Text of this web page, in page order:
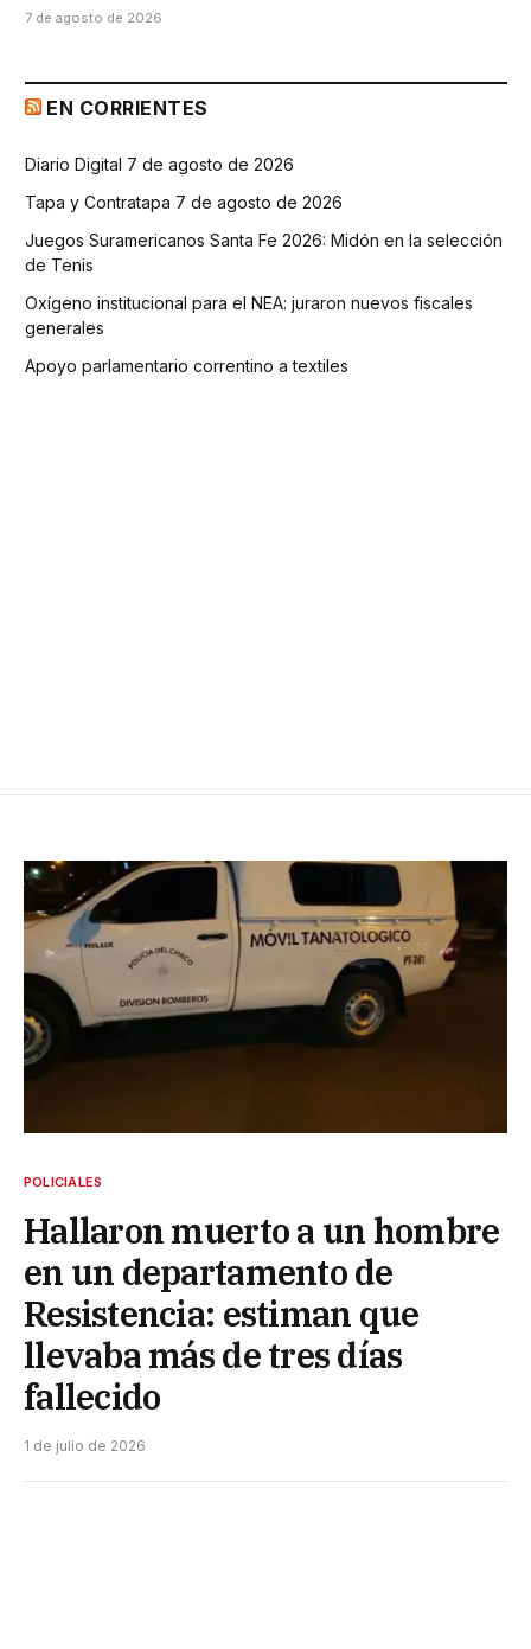
7 de agosto de 2026
EN CORRIENTES
Diario Digital 7 de agosto de 2026
Tapa y Contratapa 7 de agosto de 2026
Juegos Suramericanos Santa Fe 2026: Midón en la selección
de Tenis
Oxígeno institucional para el NEA: juraron nuevos fiscales
generales
Apoyo parlamentario correntino a textiles
POLICIALES
Hallaron muerto a un hombre
en un departamento de
Resistencia: estiman que
llevaba más de tres días
fallecido
1 de julio de 2026